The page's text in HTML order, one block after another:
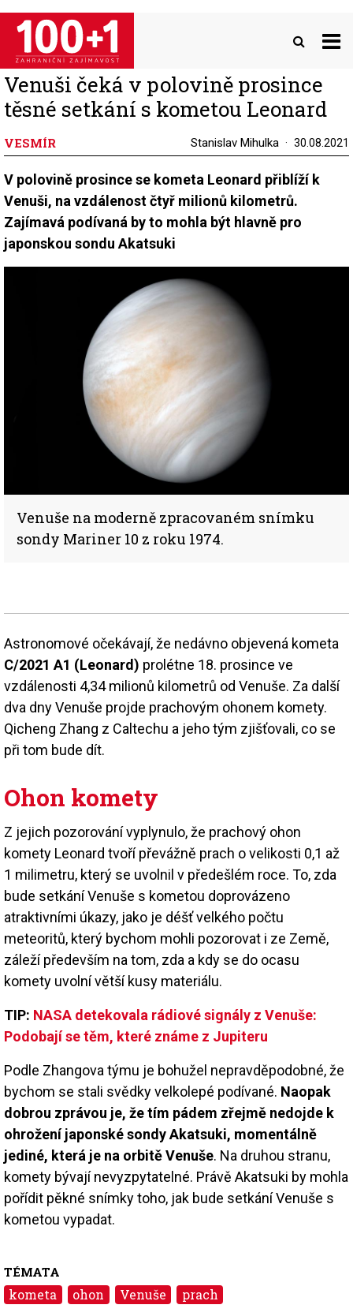
Přejít
hlavnímu
obsahu
Venuši čeká v polovině prosince
těsné setkání s kometou Leonard
VESMÍR Stanislav Mihulka 30.08.2021
V polovině prosince se kometa Leonard přiblíží k
Venuši, na vzdálenost čtyř milionů kilometrů.
Zajímavá podívaná by to mohla být hlavně pro
japonskou sondu Akatsuki
Venuše na moderně zpracovaném snímku
sondy Mariner 10 z roku 1974.
Astronomové očekávají, že nedávno objevená kometa
C/2021 A1 (Leonard) prolétne 18. prosince ve
vzdálenosti 4,34 milionů kilometrů od Venuše. Za další
dva dny Venuše projde prachovým ohonem komety.
Qicheng Zhang z Caltechu a jeho tým zjišťovali, co se
při tom bude dít.
Ohon komety
Z jejich pozorování vyplynulo, že prachový ohon
komety Leonard tvoří převážně prach o velikosti 0,1 až
1 milimetru, který se uvolnil v předešlém roce. To, zda
bude setkání Venuše s kometou doprovázeno
atraktivními úkazy, jako je déšť velkého počtu
meteoritů, který bychom mohli pozorovat i ze Země,
záleží především na tom, zda a kdy se do ocasu
komety uvolní větší kusy materiálu.
TIP: NASA detekovala rádiové signály z Venuše:
Podobají se těm, které známe z Jupiteru
Podle Zhangova týmu je bohužel nepravděpodobné, že
bychom se stali svědky velkolepé podívané. Naopak
dobrou zprávou je, že tím pádem zřejmě nedojde k
ohrožení japonské sondy Akatsuki, momentálně
jediné, která je na orbitě Venuše. Na druhou stranu,
komety bývají nevyzpytatelné. Právě Akatsuki by mohla
pořídit pěkné snímky toho, jak bude setkání Venuše s
kometou vypadat.
TÉMATA
kometa ohon Venuše prach